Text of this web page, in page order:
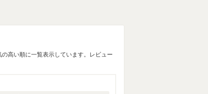
高い順に一覧表示しています。レビュー